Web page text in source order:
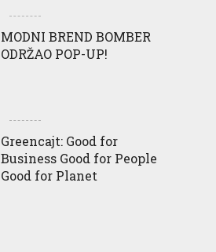
MODNI BREND BOMBER
ODRŽAO POP-UP!
Greencajt: Good for
Business Good for People
Good for Planet